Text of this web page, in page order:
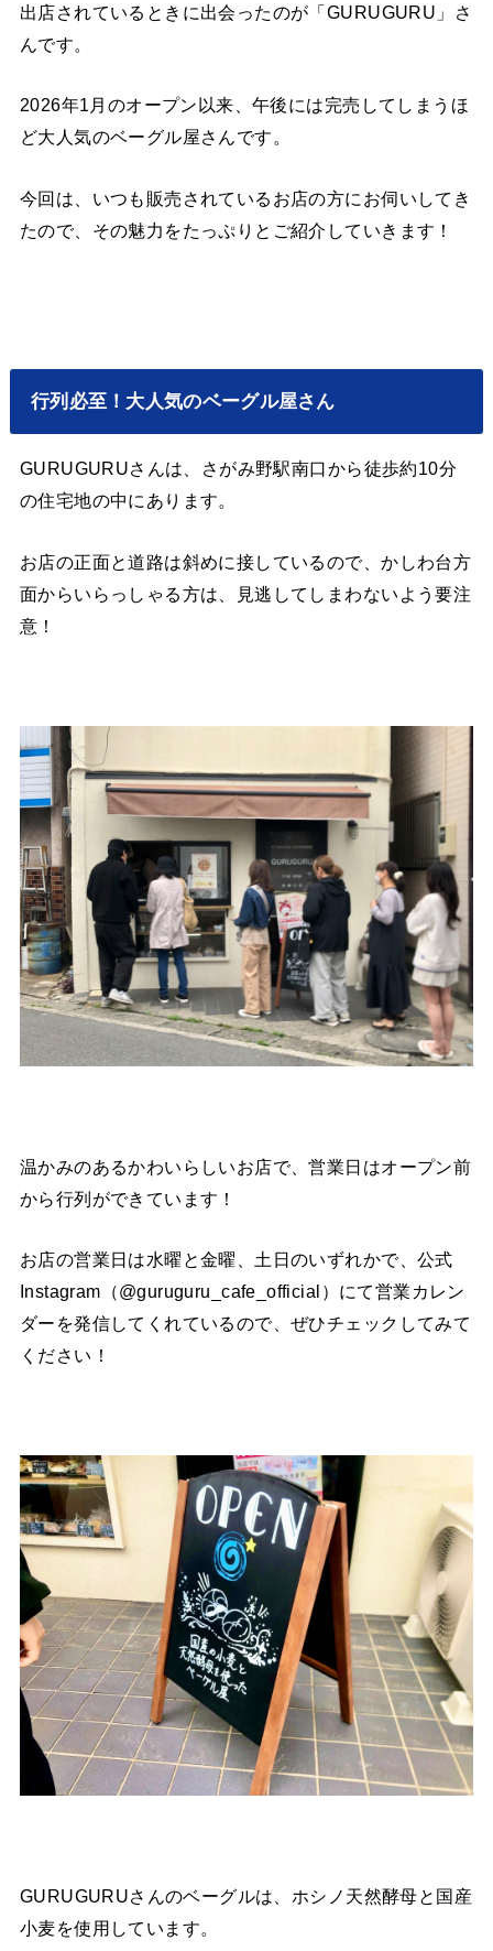
出店されているときに出会ったのが「GURUGURU」さ
んです。
2026年1月のオープン以来、午後には完売してしまうほ
ど大人気のベーグル屋さんです。
今回は、いつも販売されているお店の方にお伺いしてき
たので、その魅力をたっぷりとご紹介していきます！
行列必至！大人気のベーグル屋さん
GURUGURUさんは、さがみ野駅南口から徒歩約10分
の住宅地の中にあります。
お店の正面と道路は斜めに接しているので、かしわ台方
面からいらっしゃる方は、見逃してしまわないよう要注
意！
温かみのあるかわいらしいお店で、営業日はオープン前
から行列ができています！
お店の営業日は水曜と金曜、土日のいずれかで、公式
Instagram（@guruguru_cafe_official）にて営業カレン
ダーを発信してくれているので、ぜひチェックしてみて
ください！
GURUGURUさんのベーグルは、ホシノ天然酵母と国産
小麦を使用しています。